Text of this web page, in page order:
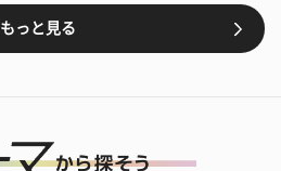
もっと見る